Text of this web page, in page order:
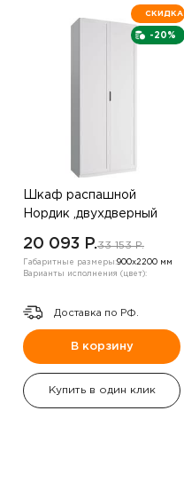
-20%
СКИДКА
Шкаф распашной
Нордик ,двухдверный
20 093 P.33 153 P.
Габаритные размеры:900х2200 мм
Варианты исполнения (цвет):
Доставка по РФ.
В корзину
Купить в один клик